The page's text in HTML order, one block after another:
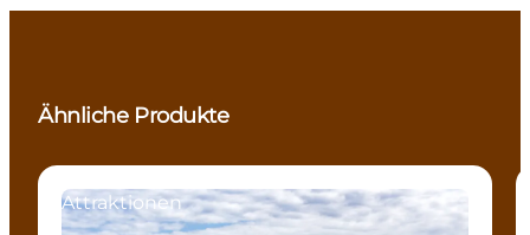
Ähnliche Produkte
Attraktionen